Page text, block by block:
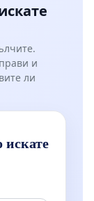
и
ли